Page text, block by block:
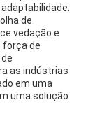
de
vedação e
força de
as indústrias
em uma
uma solução